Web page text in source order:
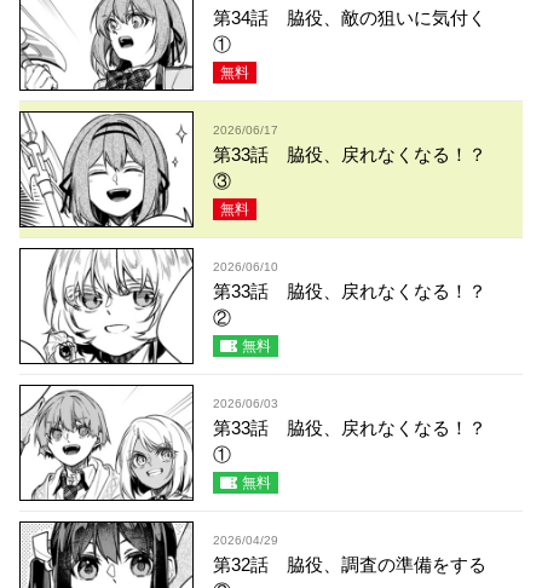
第34話 脇役、敵の狙いに気付く
①
無料
2026/06/17
第33話 脇役、戻れなくなる！？
③
無料
2026/06/10
第33話 脇役、戻れなくなる！？
②
無料
2026/06/03
第33話 脇役、戻れなくなる！？
①
無料
2026/04/29
第32話 脇役、調査の準備をする